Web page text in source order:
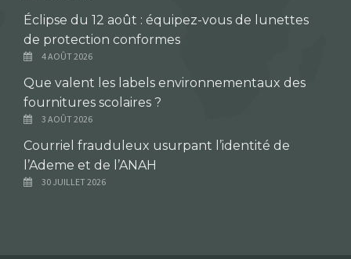
Éclipse du 12 août : équipez-vous de lunettes
de protection conformes
4 AOÛT 2026
Que valent les labels environnementaux des
fournitures scolaires ?
3 AOÛT 2026
Courriel frauduleux usurpant l’identité de
l’Ademe et de l’ANAH
30 JUILLET 2026